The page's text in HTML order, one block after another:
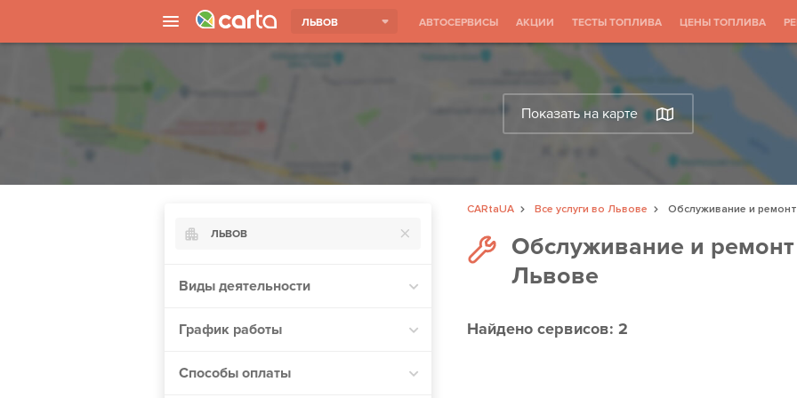
ЛЬВОВ АВТОСЕРВИСЫ АКЦИИ ТЕСТЫ ТОПЛИВА ЦЕНЫ ТОПЛИВА
Показать на карте
CARtaUA Все услуги во Львове
Обслуживание и
ЛЬВОВ
Борисполь
Виды деятельности
График работы
Способы оплаты
Обслуживание и
Львове
Найденосервисов: 2